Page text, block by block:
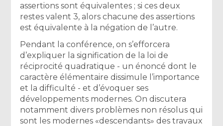
assertions sont équivalentes ; si ces deux
restes valent 3, alors chacune des assertions
est équivalente à la négation de l’autre.
Pendant la conférence, on s’efforcera
d’expliquer la signification de la loi de
réciprocité quadratique - un énoncé dont le
caractère élémentaire dissimule l’importance
et la difficulté - et d’évoquer ses
développements modernes. On discutera
notamment divers problèmes non résolus qui
sont les modernes «descendants» des travaux